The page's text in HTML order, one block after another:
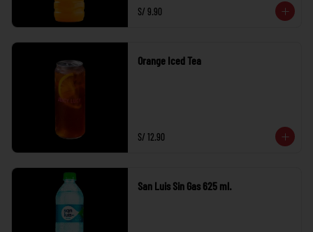
S/ 9.90
Orange Iced Tea
S/ 12.90
San Luis Sin Gas 625 ml.